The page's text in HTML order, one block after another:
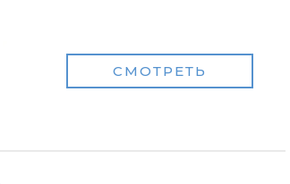
СМОТРЕТЬ